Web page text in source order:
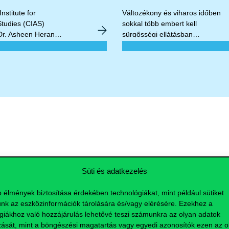
Süti és adatkezelés
élmények biztosítása érdekében technológiákat, mint például sütiket
az eszközinformációk tárolására és/vagy elérésére. Ezekhez a
való hozzájárulás lehetővé teszi számunkra az olyan adatok
mint a böngészési magatartás vagy egyedi azonosítók ezen az
for
(CIAS)
Asheen Heranga
működnek.
Változékony és viharos időben
sokkal több embert kell
sürgősségi ellátásban
változékony időjárási
közösen vizsgálta az időjárási
okok miatt szükségessé vált
sürgősségi ellátások száma
közötti összefüggést. A
kutatási események